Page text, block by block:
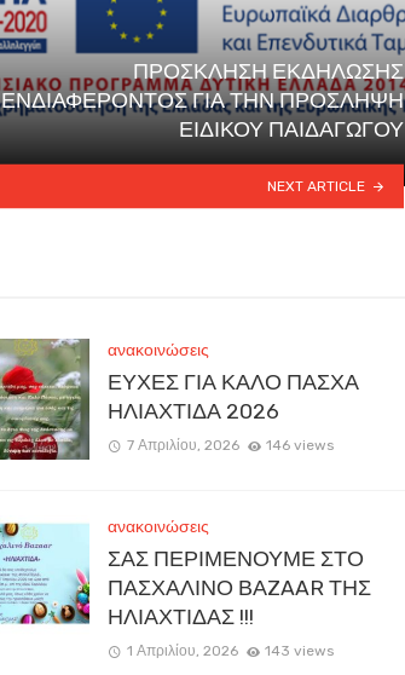
ΠΡΟΣΚΛΗΣΗ ΕΚΔΗΛΩΣΗΣ
ΕΝΔΙΑΦΕΡΟΝΤΟΣ ΓΙΑ ΤΗΝ ΠΡΟΣΛΗΨΗ
ΕΙΔΙΚΟΥ ΠΑΙΔΑΓΩΓΟΥ
NEXT ARTICLE
ανακοινώσεις
ΕΥΧΕΣ ΓΙΑ ΚΑΛΟ ΠΑΣΧΑ
ΗΛΙΑΧΤΙΔΑ 2026
7 Απριλίου, 2026 146 views
ανακοινώσεις
ΣΑΣ ΠΕΡΙΜΕΝΟΥΜΕ ΣΤΟ
ΠΑΣΧΑΛΙΝΟ ΒΑZAAR ΤΗΣ
ΗΛΙΑΧΤΙΔΑΣ !!!
1 Απριλίου, 2026 143 views